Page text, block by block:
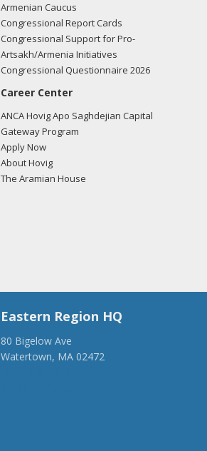
Armenian Caucus
Congressional Report Cards
Congressional Support for Pro-
Artsakh/Armenia Initiatives
Congressional Questionnaire 2026
Career Center
ANCA Hovig Apo Saghdejian Capital
Gateway Program
Apply Now
About Hovig
The Aramian House
Eastern Region HQ
80 Bigelow Ave
Watertown, MA 02472